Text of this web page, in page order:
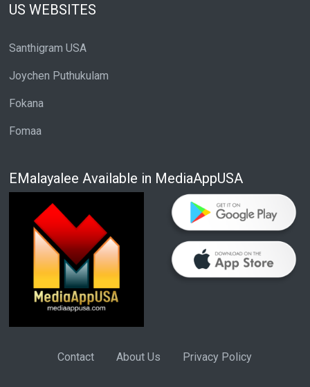
US WEBSITES
Santhigram USA
Joychen Puthukulam
Fokana
Fomaa
EMalayalee Available in MediaAppUSA
Contact About Us Privacy Policy